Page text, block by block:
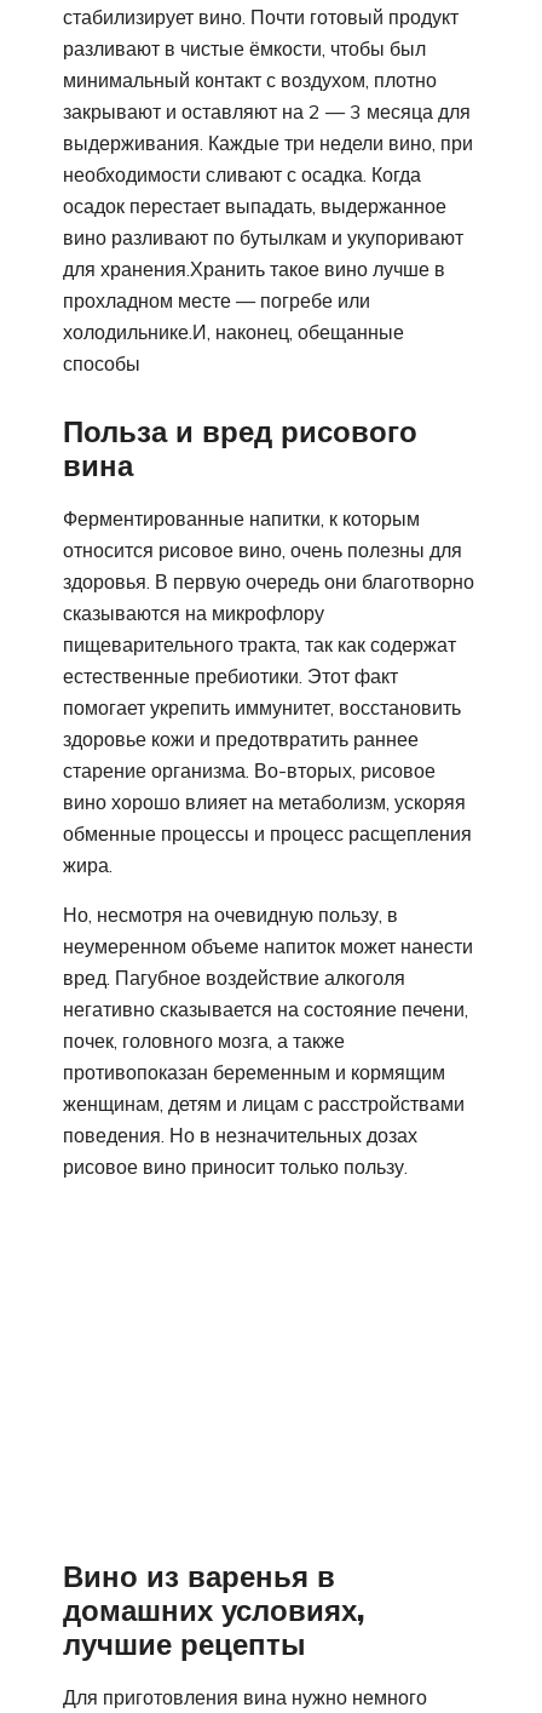
стабилизирует вино. Почти готовый продукт
разливают в чистые ёмкости, чтобы был
минимальный контакт с воздухом, плотно
закрывают и оставляют на 2 — 3 месяца для
выдерживания. Каждые три недели вино, при
необходимости сливают с осадка. Когда
осадок перестает выпадать, выдержанное
вино разливают по бутылкам и укупоривают
для хранения.Хранить такое вино лучше в
прохладном месте — погребе или
холодильнике.И, наконец, обещанные
способы
Польза и вред рисового
вина
Ферментированные напитки, к которым
относится рисовое вино, очень полезны для
здоровья. В первую очередь они благотворно
сказываются на микрофлору
пищеварительного тракта, так как содержат
естественные пребиотики. Этот факт
помогает укрепить иммунитет, восстановить
здоровье кожи и предотвратить раннее
старение организма. Во-вторых, рисовое
вино хорошо влияет на метаболизм, ускоряя
обменные процессы и процесс расщепления
жира.
Но, несмотря на очевидную пользу, в
неумеренном объеме напиток может нанести
вред. Пагубное воздействие алкоголя
негативно сказывается на состояние печени,
почек, головного мозга, а также
противопоказан беременным и кормящим
женщинам, детям и лицам с расстройствами
поведения. Но в незначительных дозах
рисовое вино приносит только пользу.
Вино из варенья в
домашних условиях,
лучшие рецепты
Для приготовления вина нужно немного